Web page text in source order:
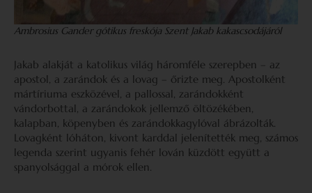
Ambrosius Gander gótikus freskója Szent Jakab kakascsodájáról
Jakab alakját a katolikus világ háromféle szerepben – az
apostol, a zarándok és a lovag – őrizte meg. Apostolként
mártíriuma eszközével, a pallossal, zarándokként
vándorbottal, a zarándokok jellemző öltözékében,
kalapban, köpenyben és zarándokkagylóval ábrázolták.
Lovagként lóháton, kivont karddal jelenítették meg, számos
legenda szerint ugyanis fehér lován küzdött együtt a
spanyolsággal a mórok ellen.